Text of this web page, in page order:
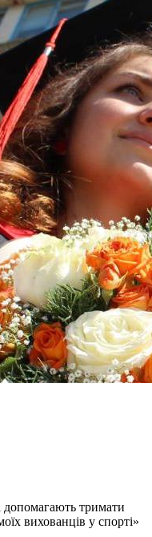
тримати
вихованців у спорті»